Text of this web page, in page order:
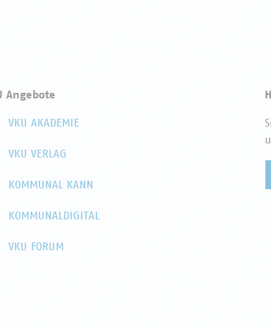
Angebote
VKU AKADEMIE
VKU VERLAG
KOMMUNAL KANN
KOMMUNALDIGITAL
VKU FORUM